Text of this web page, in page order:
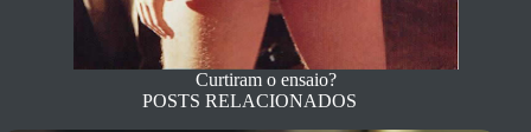
Curtiram o ensaio?
POSTS RELACIONADOS